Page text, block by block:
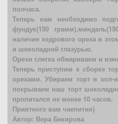
полчаса.
Теперь нам необходимо
фундук(150
наличие кедрового ореха в
и шоколадной глазурью.
Орехи слегка обжариваем и
Теперь приступим к сборке
орехами. Убираем торт в хол-
покрываем наш торт
пропитался не менее 10 часов.
Приятного вам чаепития)
Автор: Вера Бекирова